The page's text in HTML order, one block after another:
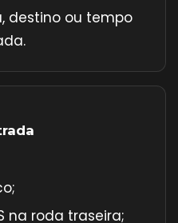
destino ou tempo
na roda traseira;